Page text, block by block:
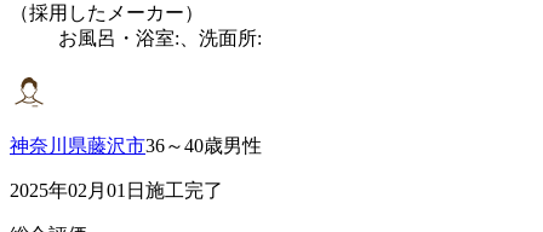
（採用したメーカー）
お風呂・浴室:、洗面所:
神奈川県藤沢市36～40歳男性
2025年02月01日施工完了